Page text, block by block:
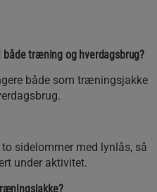
både træning og hverdagsbrug?
både som træningsjakke
sidelommer med lynlås, så
under aktivitet.